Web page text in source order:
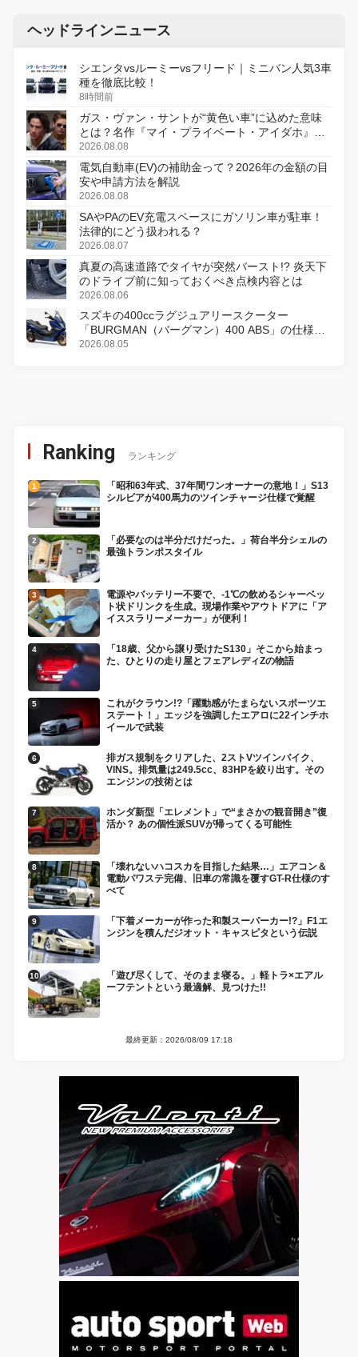
ヘッドラインニュース
シエンタvsルーミーvsフリード｜ミニバン人気3車
種を徹底比較！
8時間前
ガス・ヴァン・サントが“黄色い車”に込めた意味
とは？名作『マイ・プライベート・アイダホ』が
初のデジタルリマスター版で復活
2026.08.08
電気自動車(EV)の補助金って？2026年の金額の目
安や申請方法を解説
2026.08.08
SAやPAのEV充電スペースにガソリン車が駐車！
法律的にどう扱われる？
2026.08.07
真夏の高速道路でタイヤが突然バースト!? 炎天下
のドライブ前に知っておくべき点検内容とは
2026.08.06
スズキの400ccラグジュアリースクーター
「BURGMAN（バーグマン）400 ABS」の仕様を
変更し、8月18日に発売
2026.08.05
Ranking ランキング
「昭和63年式、37年間ワンオーナーの意地！」S13
シルビアが400馬力のツインチャージ仕様で覚醒
「必要なのは半分だけだった。」荷台半分シェルの
最強トランポスタイル
電源やバッテリー不要で、-1℃の飲めるシャーベッ
ト状ドリンクを生成。現場作業やアウトドアに「ア
イススラリーメーカー」が便利！
「18歳、父から譲り受けたS130」そこから始まっ
た、ひとりの走り屋とフェアレディZの物語
これがクラウン!?「躍動感がたまらないスポーツエ
ステート！」エッジを強調したエアロに22インチホ
イールで武装
排ガス規制をクリアした、2ストVツインバイク、
VINS。排気量は249.5cc、83HPを絞り出す。その
エンジンの技術とは
ホンダ新型「エレメント」で“まさかの観音開き”復
活か？ あの個性派SUVが帰ってくる可能性
「壊れないハコスカを目指した結果…」エアコン＆
電動パワステ完備、旧車の常識を覆すGT-R仕様のす
べて
「下着メーカーが作った和製スーパーカー!?」F1エ
ンジンを積んだジオット・キャスピタという伝説
「遊び尽くして、そのまま寝る。」軽トラ×エアル
ーフテントという最適解、見つけた!!
最終更新：2026/08/09 17:18